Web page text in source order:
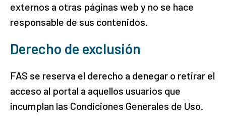
externos a otras páginas web y no se hace
responsable de sus contenidos.
Derecho de exclusión
FAS se reserva el derecho a denegar o retirar el
acceso al portal a aquellos usuarios que
incumplan las Condiciones Generales de Uso.